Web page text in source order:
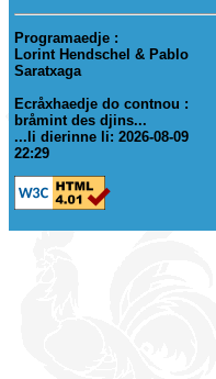
Programaedje :
Lorint Hendschel & Pablo
Saratxaga
Ecråxhaedje do contnou :
bråmint des djins...
...li dierinne li: 2026-08-09
22:29